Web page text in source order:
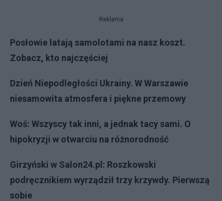
Reklama
Posłowie latają samolotami na nasz koszt.
Zobacz, kto najczęściej
Dzień Niepodległości Ukrainy. W Warszawie
niesamowita atmosfera i piękne przemowy
Woś: Wszyscy tak inni, a jednak tacy sami. O
hipokryzji w otwarciu na różnorodność
Girzyński w Salon24.pl: Roszkowski
podręcznikiem wyrządził trzy krzywdy. Pierwszą
sobie